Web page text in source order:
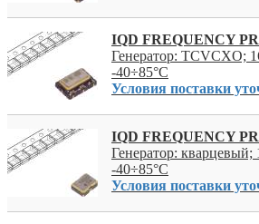
IQD FREQUENCY
Генератор: TCVCXO;
-40÷85°C
Условия поставки
IQD FREQUENCY
Генератор:
-40÷85°C
Условия поставки